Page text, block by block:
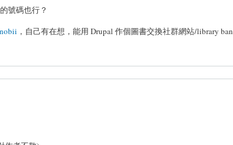
號碼也行？
，自己有在想，能用 Drupal 作個圖書交換社群網站/library